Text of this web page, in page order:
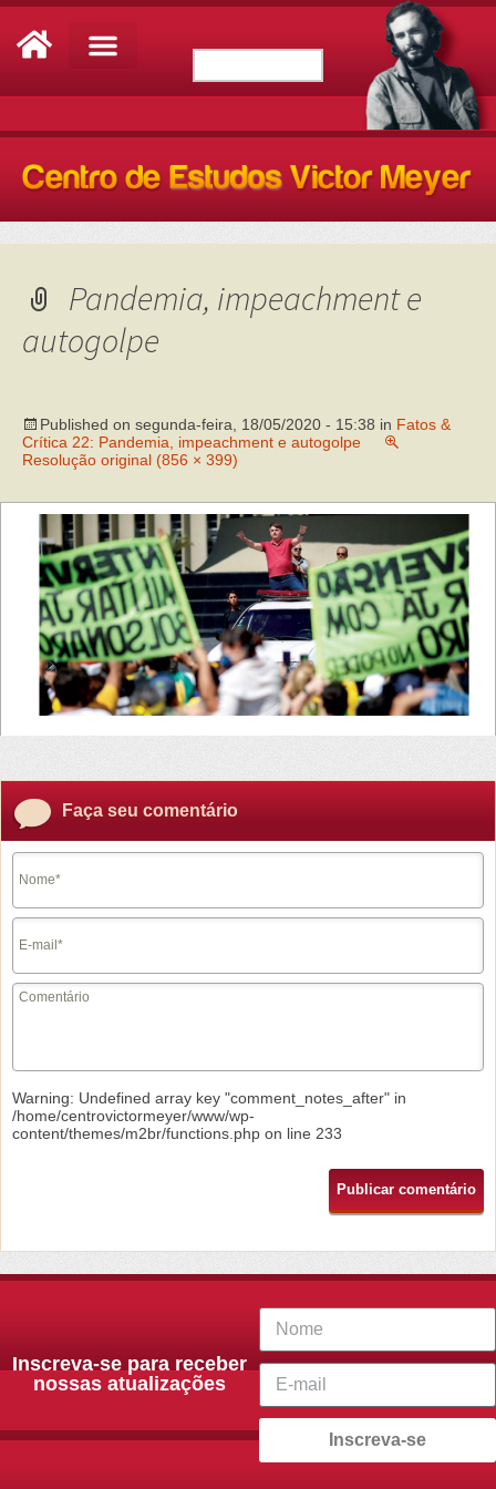
Pandemia, impeachment e
autogolpe
Published on segunda-feira, 18/05/2020 - 15:38 in Fatos &
Crítica 22: Pandemia, impeachment e autogolpe
Resolução original (856 × 399)
Faça seu comentário
Warning: Undefined array key "comment_notes_after" in
/home/centrovictormeyer/www/wp-
content/themes/m2br/functions.php on line 233
Inscreva-se para receber
nossas atualizações
Inscreva-se